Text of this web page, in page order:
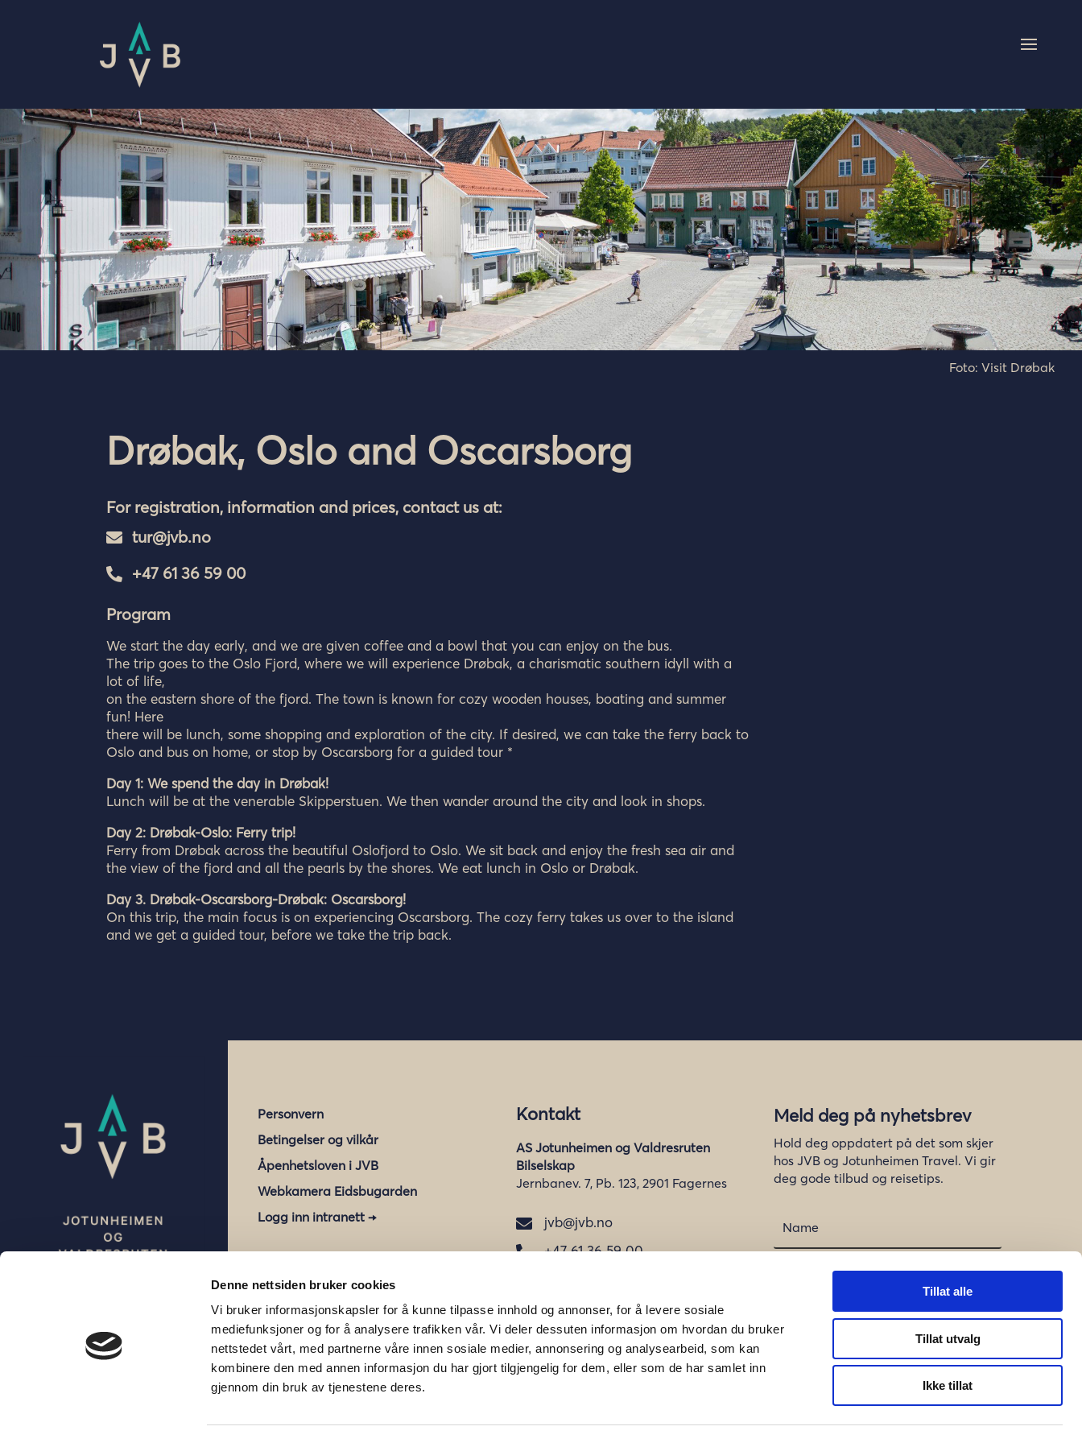
Denne nettsiden bruker cookies
Vi bruker informasjonskapsler for å kunne tilpasse innhold og annonser, for å levere sosiale
mediefunksjoner og for å analysere trafikken vår. Vi deler dessuten informasjon om hvordan du bruker
nettstedet vårt, med partnerne våre innen sosiale medier, annonsering og analysearbeid, som kan
kombinere den med annen informasjon du har gjort tilgjengelig for dem, eller som de har samlet inn
gjennom din bruk av tjenestene deres.
Tillat alle
Tillat utvalg
Ikke tillat
Foto: Visit Drøbak
Drøbak, Oslo and Oscarsborg
For registration, information and prices, contact us at:
 tur@jvb.no
 +47 61 36 59 00
Program
We start the day early, and we are given coffee and a bowl that you can enjoy on the bus.
The trip goes to the Oslo Fjord, where we will experience Drøbak, a charismatic southern idyll with a
lot of life,
on the eastern shore of the fjord. The town is known for cozy wooden houses, boating and summer
fun! Here
there will be lunch, some shopping and exploration of the city. If desired, we can take the ferry back to
Oslo and bus on home, or stop by Oscarsborg for a guided tour *
Day 1: We spend the day in Drøbak!
Lunch will be at the venerable Skipperstuen. We then wander around the city and look in shops.
Day 2: Drøbak-Oslo: Ferry trip!
Ferry from Drøbak across the beautiful Oslofjord to Oslo. We sit back and enjoy the fresh sea air and
the view of the fjord and all the pearls by the shores. We eat lunch in Oslo or Drøbak.
Day 3. Drøbak-Oscarsborg-Drøbak: Oscarsborg!
On this trip, the main focus is on experiencing Oscarsborg. The cozy ferry takes us over to the island
and we get a guided tour, before we take the trip back.
Personvern
Betingelser og vilkår
Åpenhetsloven i JVB
Webkamera Eidsbugarden
Logg inn intranett →
Kontakt
AS Jotunheimen og Valdresruten
Bilselskap
Jernbanev. 7, Pb. 123, 2901 Fagernes

jvb@jvb.no

+47 61 36 59 00
Meld deg på nyhetsbrev
Hold deg oppdatert på det som skjer
hos JVB og Jotunheimen Travel. Vi gir
deg gode tilbud og reisetips.
Meld på